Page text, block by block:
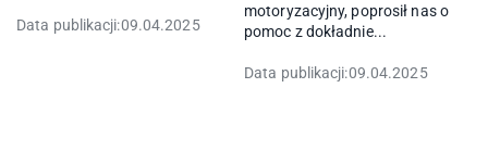
Data publikacji:09.04.2025
motoryzacyjny, poprosił nas o
pomoc z dokładnie...
Data publikacji:09.04.2025